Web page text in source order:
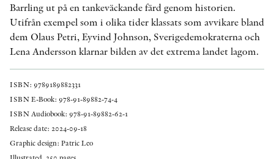
Barrling ut på en tankeväckande färd genom historien.
Utifrån exempel som i olika tider klassats som avvikare bland
dem Olaus Petri, Eyvind Johnson, Sverigedemokraterna och
Lena Andersson klarnar bilden av det extrema landet lagom.
ISBN: 9789189882331
ISBN E-Book: 978-91-89882-74-4
ISBN Audiobook: 978-91-89882-62-1
Release date: 2024-09-18
Graphic design: Patric Leo